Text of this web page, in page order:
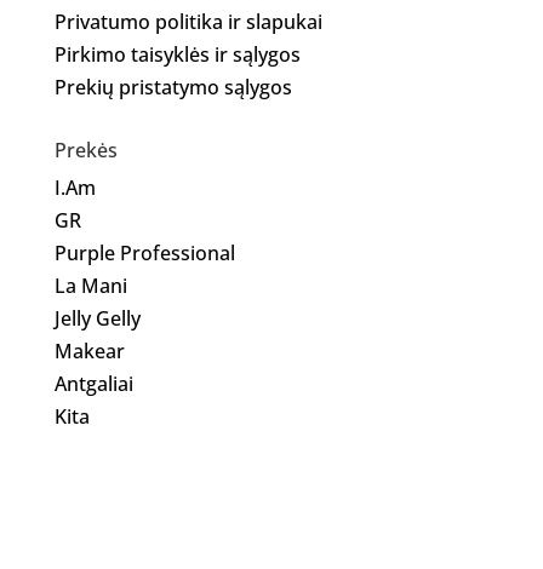
Privatumo politika ir slapukai
Pirkimo taisyklės ir sąlygos
Prekių pristatymo sąlygos
Prekės
I.Am
GR
Purple Professional
La Mani
Jelly Gelly
Makear
Antgaliai
Kita